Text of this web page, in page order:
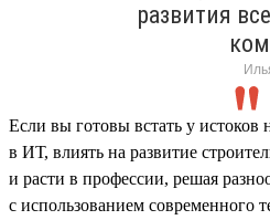
развития
Если вы готовы встать у истоков
в ИТ, влиять на развитие
и расти в профессии, решая
с использованием современного